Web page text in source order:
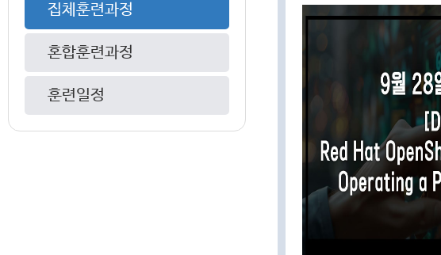
집체훈련과정
혼합훈련과정
훈련일정